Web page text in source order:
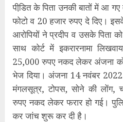
पीडि़त के पिता उनकी बातों में आ
फोटो व 20 हजार रुपए दे दिए।
आरोपियों ने प्रदीप व उसके पिता
साथ कोर्ट में इकरारनामा
25,000 रुपए नकद लेकर अंजना को
भेज दिया। अंजना 14 नवंबर
मंगलसूत्र, टोपस, सोने की लोंग,
रुपए नकद लेकर फरार हो गई।
कर जांच शुरू कर दी है।